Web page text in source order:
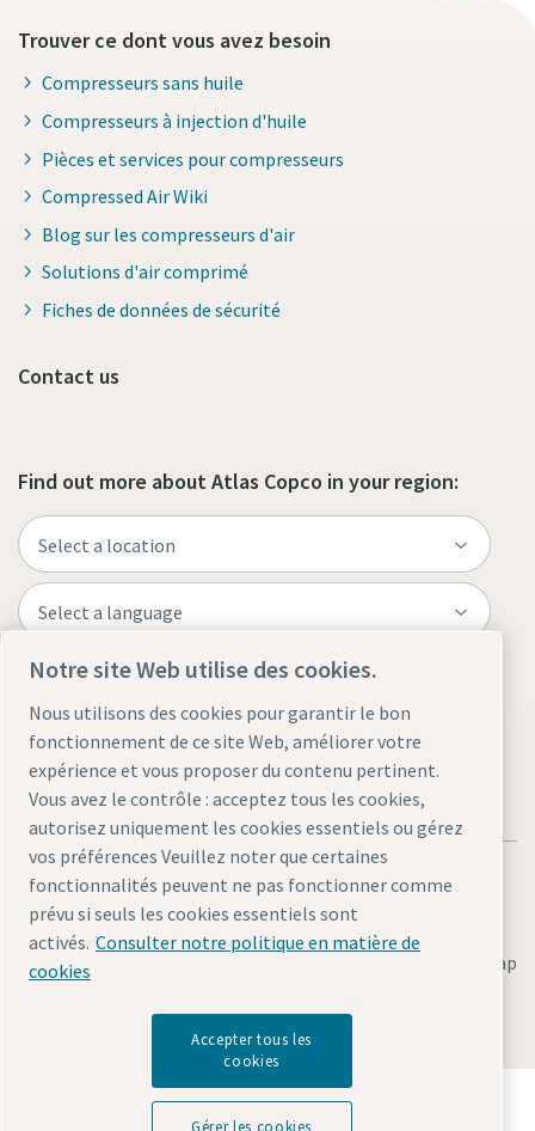
Trouver ce dont vous avez besoin
Compresseurs sans huile
Compresseurs à injection d'huile
Pièces et services pour compresseurs
Compressed Air Wiki
Blog sur les compresseurs d'air
Solutions d'air comprimé
Fiches de données de sécurité
Contact us
Find out more about Atlas Copco in your region:
Visit the site
Legal & Privacy Notices Sitemap
© 2026 Atlas Copco AB
Découvrez comment le groupe Atlas Copco met en
Notre site Web utilise des cookies.
Nous utilisons des cookies pour garantir le bon
fonctionnement de ce site Web, améliorer votre
expérience et vous proposer du contenu pertinent.
Vous avez le contrôle : acceptez tous les cookies,
autorisez uniquement les cookies essentiels ou gérez
vos préférences Veuillez noter que certaines
fonctionnalités peuvent ne pas fonctionner comme
prévu si seuls les cookies essentiels sont
activés. Consulter notre politique en matière de
cookies
Accepter tous les
cookies